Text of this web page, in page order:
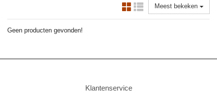
Meest bekeken
Geen producten gevonden!
Klantenservice